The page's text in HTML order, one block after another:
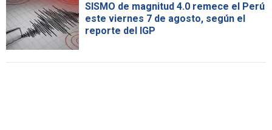
SISMO de magnitud 4.0 remece el Perú
este viernes 7 de agosto, según el
reporte del IGP